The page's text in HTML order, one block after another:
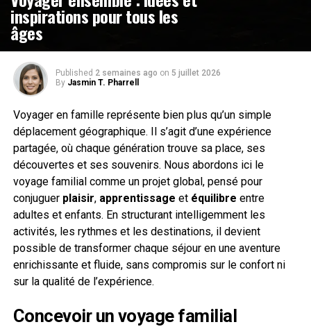
inspirations pour tous les
âges
Published 2 semaines ago on 5 juillet 2026
By Jasmin T. Pharrell
Voyager en famille représente bien plus qu’un simple
déplacement géographique. Il s’agit d’une expérience
partagée, où chaque génération trouve sa place, ses
découvertes et ses souvenirs. Nous abordons ici le
voyage familial comme un projet global, pensé pour
conjuguer plaisir, apprentissage et équilibre entre
adultes et enfants. En structurant intelligemment les
activités, les rythmes et les destinations, il devient
possible de transformer chaque séjour en une aventure
enrichissante et fluide, sans compromis sur le confort ni
sur la qualité de l’expérience.
Concevoir un voyage familial